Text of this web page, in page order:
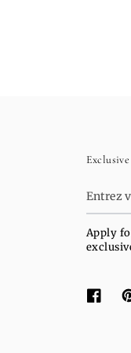
votre
email
Apply